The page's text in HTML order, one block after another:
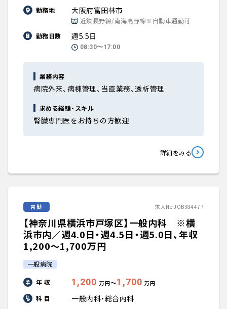
勤務地 大阪府富田林市
近鉄長野線/南海高野線※自動車通勤可
勤務日数
週5.5日
08:30〜17:00
業務内容
病院外来、病棟管理、当直業務、透析管理
求める経験・スキル
腎臓専門医をお持ちの方歓迎
詳細をみる
常勤 求人No.JOB384477
【神奈川県横浜市戸塚区】一般内科 ※横
浜市内／週4.0日・週4.5日・週5.0日、年収
1,200〜1,700万円
一般病院
年 収 1,200 万円〜1,700 万円
科 目 一般内科・総合内科